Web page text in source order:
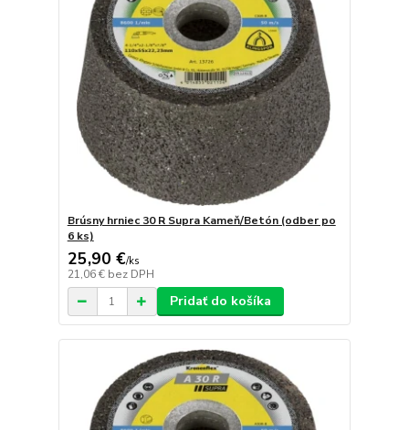
Brúsny hrniec 30 R Supra Kameň/Betón (odber po
6 ks)
25,90 €/ks
21,06 € bez DPH
Pridať do košíka